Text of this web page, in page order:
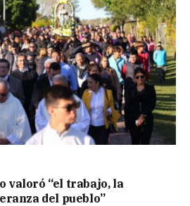
valoró “el trabajo, la
del pueblo”